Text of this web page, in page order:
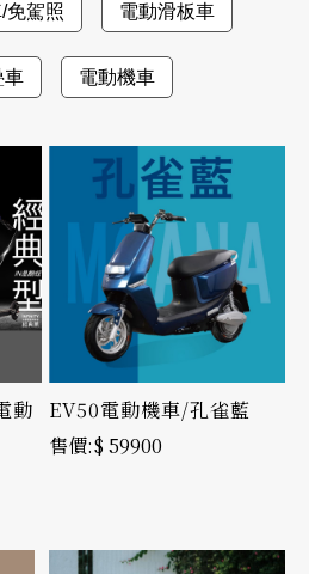
免駕照 電動滑板車
車 電動機車
動
EV50電動機車/孔雀藍
$ 59900